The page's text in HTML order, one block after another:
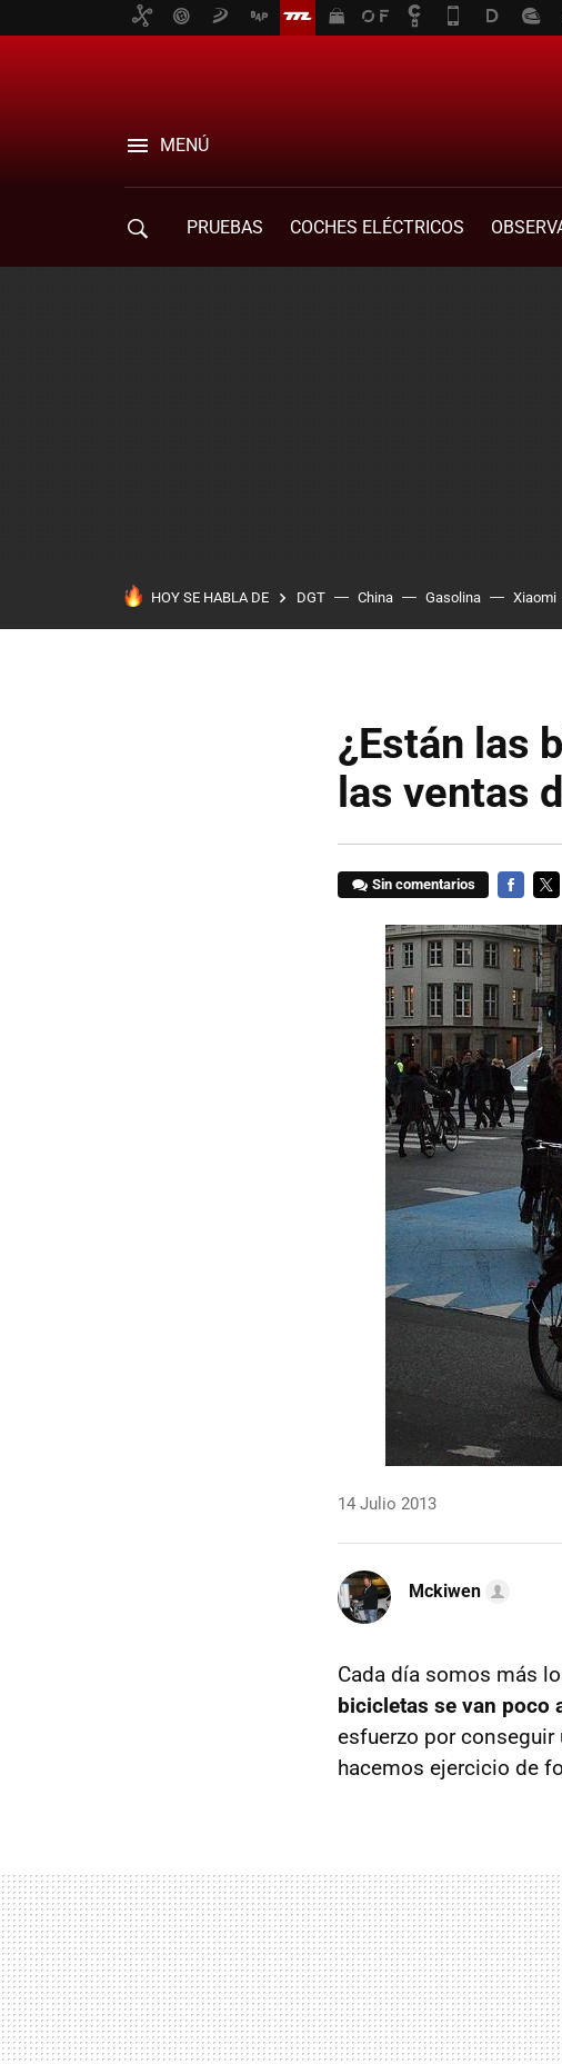
MENÚ
PRUEBAS COCHES ELÉCTRICOS
HOY SE HABLA DE DGT China Gasolina Xiaomi
¿Están las
las ventas
Sin comentarios
14 Julio 2013
Mckiwen
Cada día somos más
bicicletas se van poco
esfuerzo por
hacemos ejercicio de